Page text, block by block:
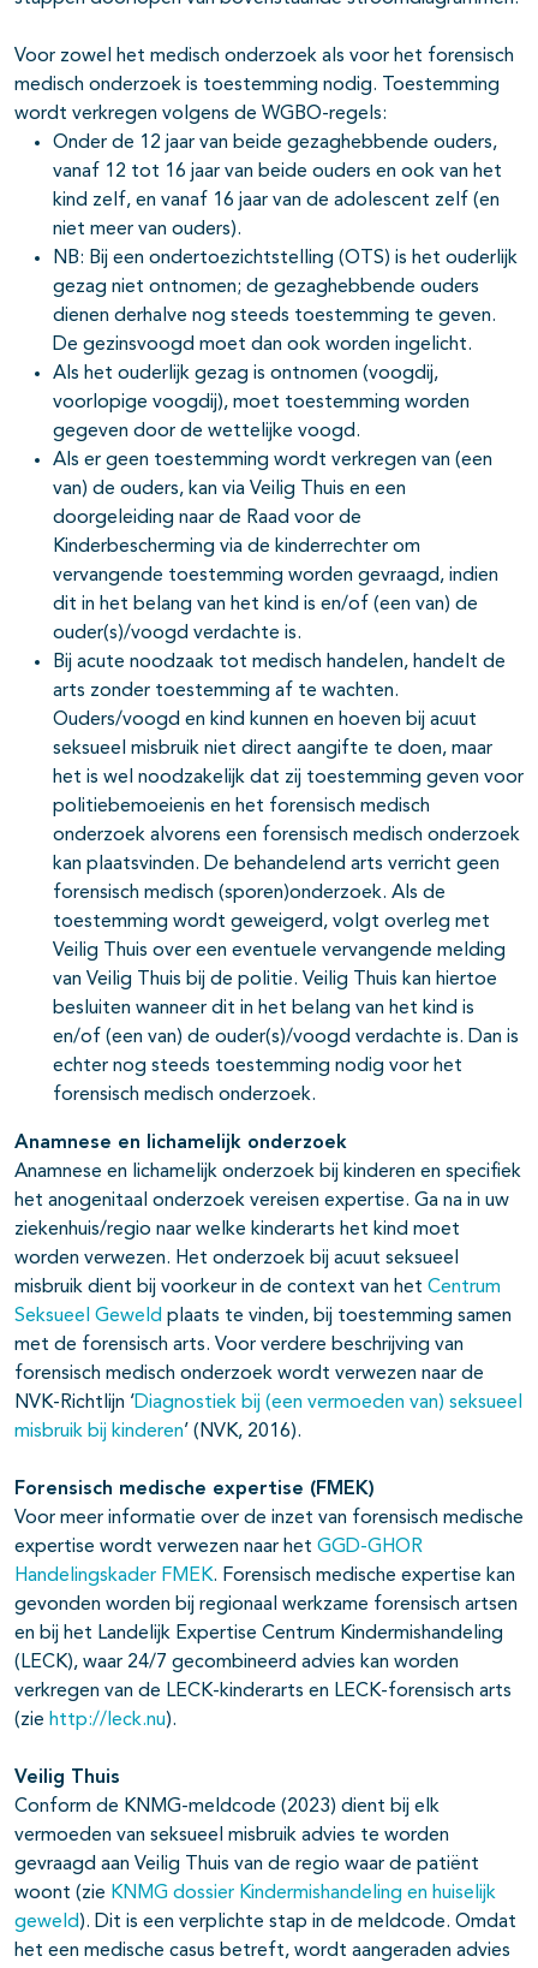
Voor zowel het medisch onderzoek als voor het forensisch
medisch onderzoek is toestemming nodig. Toestemming
wordt verkregen volgens de WGBO-regels:
Onder de 12 jaar van beide gezaghebbende ouders,
vanaf 12 tot 16 jaar van beide ouders en ook van het
kind zelf, en vanaf 16 jaar van de adolescent zelf (en
niet meer van ouders).
NB: Bij een ondertoezichtstelling (OTS) is het ouderlijk
gezag niet ontnomen; de gezaghebbende ouders
dienen derhalve nog steeds toestemming te geven.
De gezinsvoogd moet dan ook worden ingelicht.
Als het ouderlijk gezag is ontnomen (voogdij,
voorlopige voogdij), moet toestemming worden
gegeven door de wettelijke voogd.
Als er geen toestemming wordt verkregen van (een
van) de ouders, kan via Veilig Thuis en een
doorgeleiding naar de Raad voor de
Kinderbescherming via de kinderrechter om
vervangende toestemming worden gevraagd, indien
dit in het belang van het kind is en/of (een van) de
ouder(s)/voogd verdachte is.
Bij acute noodzaak tot medisch handelen, handelt de
arts zonder toestemming af te wachten.
Ouders/voogd en kind kunnen en hoeven bij acuut
seksueel misbruik niet direct aangifte te doen, maar
het is wel noodzakelijk dat zij toestemming geven voor
politiebemoeienis en het forensisch medisch
onderzoek alvorens een forensisch medisch onderzoek
kan plaatsvinden. De behandelend arts verricht geen
forensisch medisch (sporen)onderzoek. Als de
toestemming wordt geweigerd, volgt overleg met
Veilig Thuis over een eventuele vervangende melding
van Veilig Thuis bij de politie. Veilig Thuis kan hiertoe
besluiten wanneer dit in het belang van het kind is
en/of (een van) de ouder(s)/voogd verdachte is. Dan is
echter nog steeds toestemming nodig voor het
forensisch medisch onderzoek.
Anamnese en lichamelijk onderzoek
Anamnese en lichamelijk onderzoek bij kinderen en specifiek
het anogenitaal onderzoek vereisen expertise. Ga na in uw
ziekenhuis/regio naar welke kinderarts het kind moet
worden verwezen. Het onderzoek bij acuut seksueel
misbruik dient bij voorkeur in de context van het Centrum
Seksueel Geweld plaats te vinden, bij toestemming samen
met de forensisch arts. Voor verdere beschrijving van
forensisch medisch onderzoek wordt verwezen naar de
NVK-Richtlijn ‘Diagnostiek bij (een vermoeden van) seksueel
misbruik bij kinderen’ (NVK, 2016).
Forensisch medische expertise (FMEK)
Voor meer informatie over de inzet van forensisch medische
expertise wordt verwezen naar het GGD-GHOR
Handelingskader FMEK. Forensisch medische expertise kan
gevonden worden bij regionaal werkzame forensisch artsen
en bij het Landelijk Expertise Centrum Kindermishandeling
(LECK), waar 24/7 gecombineerd advies kan worden
verkregen van de LECK-kinderarts en LECK-forensisch arts
(zie http://leck.nu).
Veilig Thuis
Conform de KNMG-meldcode (2023) dient bij elk
vermoeden van seksueel misbruik advies te worden
gevraagd aan Veilig Thuis van de regio waar de patiënt
woont (zie KNMG dossier Kindermishandeling en huiselijk
geweld). Dit is een verplichte stap in de meldcode. Omdat
het een medische casus betreft, wordt aangeraden advies